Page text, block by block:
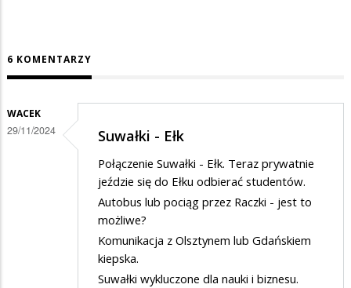
6 KOMENTARZY
WACEK
29/11/2024 Suwałki - Ełk
Połączenie Suwałki - Ełk. Teraz prywatnie
jeździe się do Ełku odbierać studentów.
Autobus lub pociąg przez Raczki - jest to
możliwe?
Komunikacja z Olsztynem lub Gdańskiem
kiepska.
Suwałki wykluczone dla nauki i biznesu.